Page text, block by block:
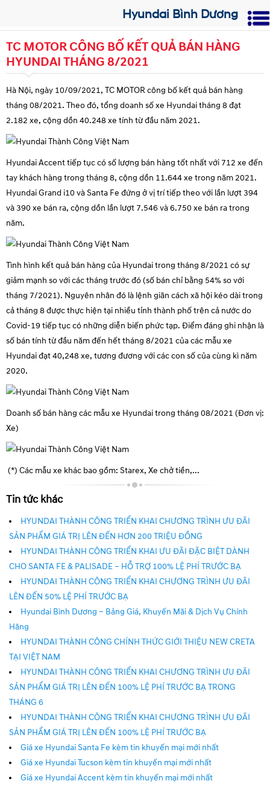
Hyundai Bình Dương
TC MOTOR CÔNG BỐ KẾT QUẢ BÁN HÀNG
HYUNDAI THÁNG 8/2021
Hà Nội, ngày 10/09/2021, TC MOTOR công bố kết quả bán hàng
tháng 08/2021. Theo đó, tổng doanh số xe Hyundai tháng 8 đạt
2.182 xe, cộng dồn 40.248 xe tính từ đầu năm 2021.
Hyundai Accent tiếp tục có số lượng bán hàng tốt nhất với 712 xe đến
tay khách hàng trong tháng 8, cộng dồn 11.644 xe trong năm 2021.
Hyundai Grand i10 và Santa Fe đứng ở vị trí tiếp theo với lần lượt 394
và 390 xe bán ra, cộng dồn lần lượt 7.546 và 6.750 xe bán ra trong
năm.
Tình hình kết quả bán hàng của Hyundai trong tháng 8/2021 có sự
giảm mạnh so với các tháng trước đó (số bán chỉ bằng 54% so với
tháng 7/2021). Nguyên nhân đó là lệnh giãn cách xã hội kéo dài trong
cả tháng 8 được thực hiện tại nhiều tỉnh thành phố trên cả nước do
Covid-19 tiếp tục có những diễn biến phức tạp. Điểm đáng ghi nhận là
số bán tính từ đầu năm đến hết tháng 8/2021 của các mẫu xe
Hyundai đạt 40,248 xe, tương đương với các con số của cùng kì năm
2020.
Doanh số bán hàng các mẫu xe Hyundai trong tháng 08/2021 (Đơn vị:
Xe)
(*) Các mẫu xe khác bao gồm: Starex, Xe chở tiền,...
Tin tức khác
HYUNDAI THÀNH CÔNG TRIỂN KHAI CHƯƠNG TRÌNH ƯU ĐÃI
SẢN PHẨM GIÁ TRỊ LÊN ĐẾN HƠN 200 TRIỆU ĐỒNG
HYUNDAI THÀNH CÔNG TRIỂN KHAI ƯU ĐÃI ĐẶC BIỆT DÀNH
CHO SANTA FE & PALISADE – HỖ TRỢ 100% LỆ PHÍ TRƯỚC BẠ
HYUNDAI THÀNH CÔNG TRIỂN KHAI CHƯƠNG TRÌNH ƯU ĐÃI
LÊN ĐẾN 50% LỆ PHÍ TRƯỚC BẠ
Hyundai Bình Dương – Bảng Giá, Khuyến Mãi & Dịch Vụ Chính
Hãng
HYUNDAI THÀNH CÔNG CHÍNH THỨC GIỚI THIỆU NEW CRETA
TẠI VIỆT NAM
HYUNDAI THÀNH CÔNG TRIỂN KHAI CHƯƠNG TRÌNH ƯU ĐÃI
SẢN PHẨM GIÁ TRỊ LÊN ĐẾN 100% LỆ PHÍ TRƯỚC BẠ TRONG
THÁNG 6
HYUNDAI THÀNH CÔNG TRIỂN KHAI CHƯƠNG TRÌNH ƯU ĐÃI
SẢN PHẨM GIÁ TRỊ LÊN ĐẾN 100% LỆ PHÍ TRƯỚC BẠ
Giá xe Hyundai Santa Fe kèm tin khuyến mại mới nhất
Giá xe Hyundai Tucson kèm tin khuyến mại mới nhất
Giá xe Hyundai Accent kèm tin khuyến mại mới nhất